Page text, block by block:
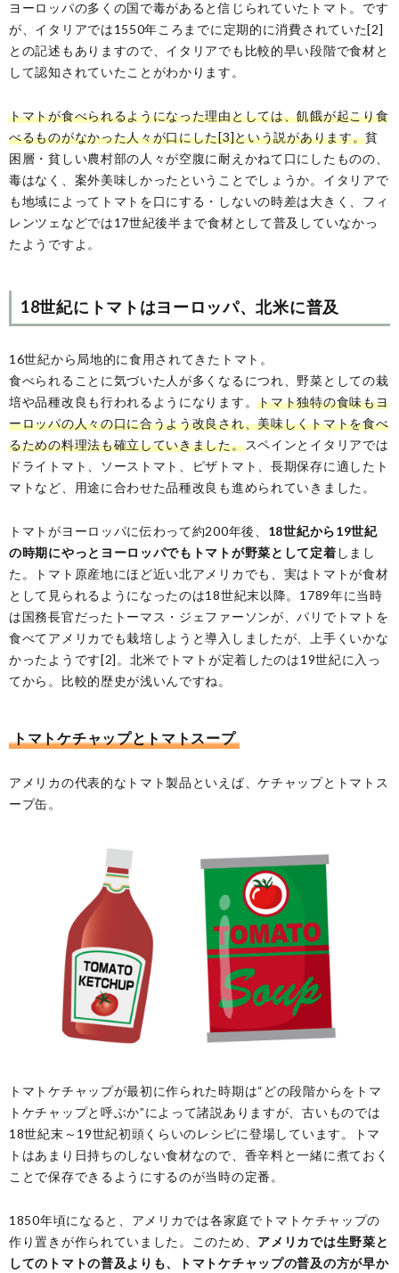
ヨーロッパの多くの国で毒があると信じられていたトマト。です
が、イタリアでは1550年ころまでに定期的に消費されていた[2]
との記述もありますので、イタリアでも比較的早い段階で食材と
して認知されていたことがわかります。
トマトが食べられるようになった理由としては、飢餓が起こり食
べるものがなかった人々が口にした[3]という説があります。貧
困層・貧しい農村部の人々が空腹に耐えかねて口にしたものの、
毒はなく、案外美味しかったということでしょうか。イタリアで
も地域によってトマトを口にする・しないの時差は大きく、フィ
レンツェなどでは17世紀後半まで食材として普及していなかっ
たようですよ。
18世紀にトマトはヨーロッパ、北米に普及
16世紀から局地的に食用されてきたトマト。
食べられることに気づいた人が多くなるにつれ、野菜としての栽
培や品種改良も行われるようになります。トマト独特の食味もヨ
ーロッパの人々の口に合うよう改良され、美味しくトマトを食べ
るための料理法も確立していきました。スペインとイタリアでは
ドライトマト、ソーストマト、ピザトマト、長期保存に適したト
マトなど、用途に合わせた品種改良も進められていきました。
トマトがヨーロッパに伝わって約200年後、 18世紀から19世紀
の時期にやっとヨーロッパでもトマトが野菜として定着 しまし
た。トマト原産地にほど近い北アメリカでも、実はトマトが食材
として見られるようになったのは18世紀末以降。1789年に当時
は国務長官だったトーマス・ジェファーソンが、パリでトマトを
食べてアメリカでも栽培しようと導入しましたが、上手くいかな
かったようです[2]。北米でトマトが定着したのは19世紀に入っ
てから。比較的歴史が浅いんですね。
トマトケチャップとトマトスープ
アメリカの代表的なトマト製品といえば、ケチャップとトマトス
ープ缶。
トマトケチャップが最初に作られた時期は“どの段階からをトマ
トケチャップと呼ぶか”によって諸説ありますが、古いものでは
18世紀末～19世紀初頭くらいのレシピに登場しています。トマ
トはあまり日持ちのしない食材なので、香辛料と一緒に煮ておく
ことで保存できるようにするのが当時の定番。
1850年頃になると、アメリカでは各家庭でトマトケチャップの
作り置きが作られていました。このため、 アメリカでは生野菜と
してのトマトの普及よりも、トマトケチャップの普及の方が早か